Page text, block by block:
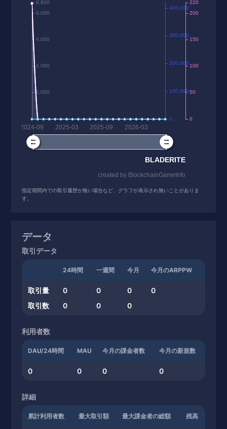
指定期間内での取引履歴が無い場合など、グラフが表示され無いことがありま
す。
データ
取引データ
24時間 一週間 今月 今月のARPPW
取引量 0 0 0
0
取引数
0 0 0
利用者数
DAU/24時間 MAU 今月の課金者数 今月の新規数
0 0 0 0
詳細
累計利用者数 最大取引額 最大課金者の総額 残高